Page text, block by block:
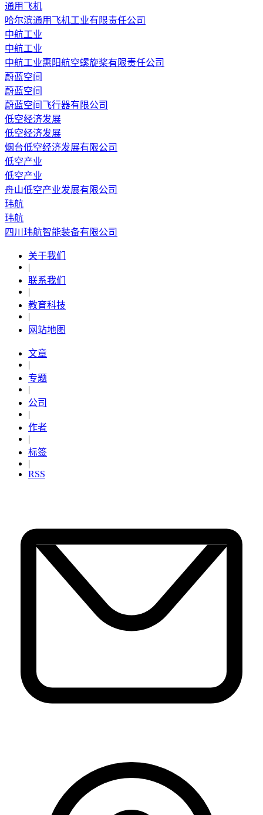
通用飞机
哈尔滨通用飞机工业有限责任公司
中航工业
中航工业
中航工业惠阳航空螺旋桨有限责任公司
蔚蓝空间
蔚蓝空间
蔚蓝空间飞行器有限公司
低空经济发展
低空经济发展
烟台低空经济发展有限公司
低空产业
低空产业
舟山低空产业发展有限公司
玮航
玮航
四川玮航智能装备有限公司
关于我们
|
联系我们
|
教育科技
|
网站地图
文章
|
专题
|
公司
|
作者
|
标签
|
RSS